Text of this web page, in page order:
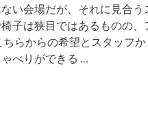
い会場だが、それに見合
子は狭目ではあるものの
ちらからの希望とスタッフ
べりができる …